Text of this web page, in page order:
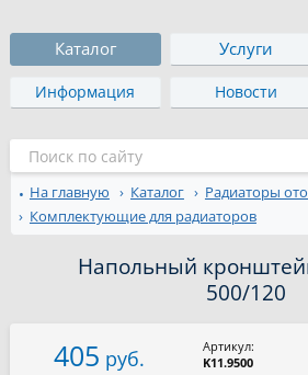
Каталог Услуги
Информация Новости
На главную Каталог
Радиаторы
Комплектующие для радиаторов
Напольный
500/120
405 руб.
Артикул:
K11.9500